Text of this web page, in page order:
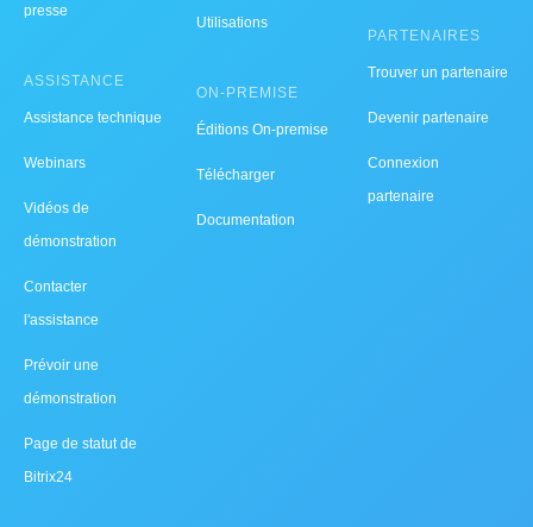
presse
ASSISTANCE
Assistance technique
Webinars
Vidéos de
démonstration
Contacter
l'assistance
Prévoir une
démonstration
Page de statut de
Bitrix24
Utilisations
ON-PREMISE
Éditions On-premise
Télécharger
Documentation
PARTENAIRES
Trouver un partenaire
Devenir partenaire
Connexion
partenaire